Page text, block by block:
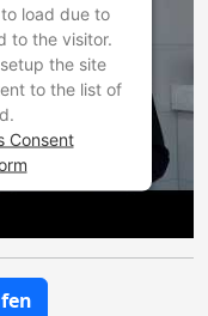
load due to
to the visitor.
the site
to the list of
Consent